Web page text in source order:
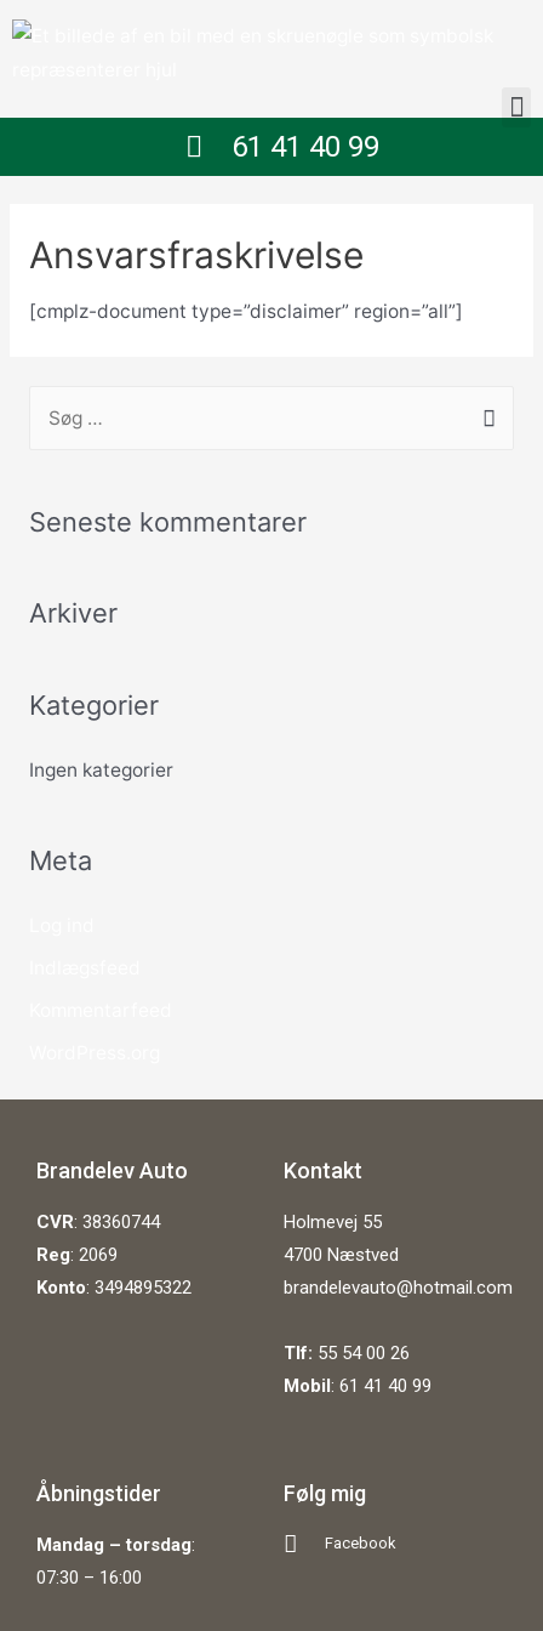
61 41 40 99
Ansvarsfraskrivelse
[cmplz-document type=”disclaimer” region=”all”]
Seneste kommentarer
Arkiver
Kategorier
Ingen kategorier
Meta
Brandelev Auto
CVR: 38360744
Reg: 2069
Konto: 3494895322
Kontakt
Holmevej 55
4700 Næstved
brandelevauto@hotmail.com
Tlf: 55 54 00 26
Mobil: 61 41 40 99
Åbningstider
Mandag – torsdag:
07:30 – 16:00
Følg mig
Facebook